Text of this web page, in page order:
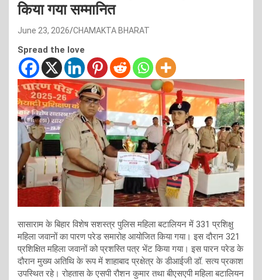
किया गया सम्मानित
June 23, 2026 CHAMAKTA BHARAT
Spread the love
सासाराम के बिहार विशेष सशस्त्र पुलिस महिला बटालियन में 331 प्रशिक्षु
महिला जवानों का पारण परेड समारोह आयोजित किया गया। इस दौरान 321
प्रशिक्षित महिला जवानों को प्रशस्ति पत्र भेंट किया गया। इस पारन परेड के
दौरान मुख्य अतिथि के रूप में शाहाबाद प्रक्षेत्र के डीआईजी डॉ. सत्य प्रकाश
उपस्थित रहे। रोहतास के एसपी रौशन कुमार तथा बीएसएपी महिला बटालियन